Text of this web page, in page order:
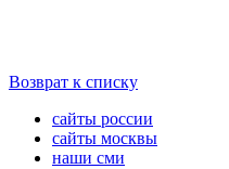
Возврат к списку
сайты россии
сайты москвы
наши сми